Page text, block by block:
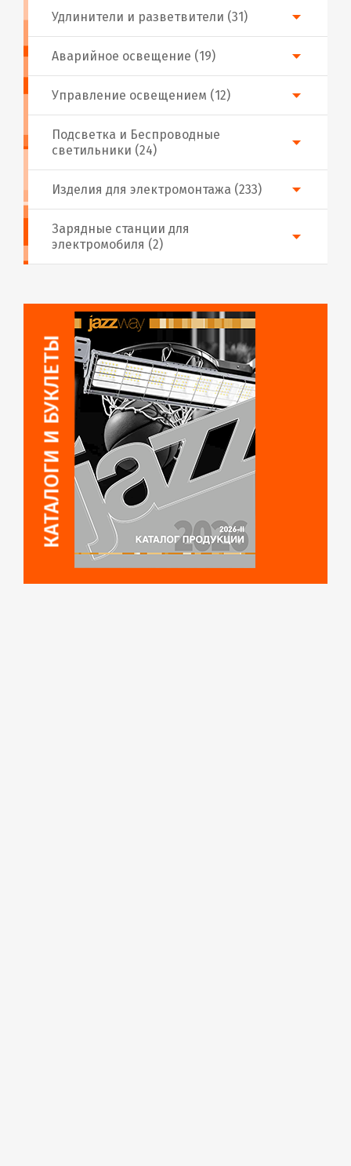
Аварийное освещение (19)
Подсветка и Беспроводные
светильники (24)
Изделия для электромонтажа (233)
Удлинители и разветвители (31)
Управление освещением (12)
Зарядные станции для
электромобиля (2)